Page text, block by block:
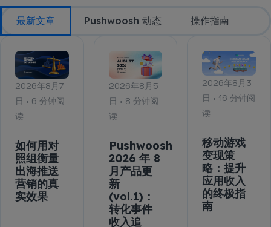
最新文章 Pushwoosh 动态 操作指南
2026年8月7
日 • 6 分钟阅
读
如何用对
照组衡量
出海推送
营销的真
实效果
2026年8月5
日 • 8 分钟阅
读
Pushwoosh
2026 年 8
月产品更
新
(vol.1)：
转化事件
收入追
2026年8月3
日 • 16 分钟阅
读
移动游戏
变现策
略：提升
应用收入
的终极指
南